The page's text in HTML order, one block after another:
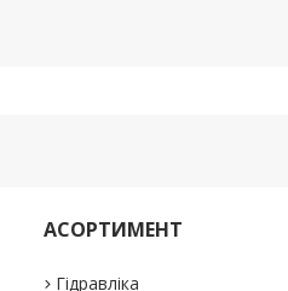
АСОРТИМЕНТ
Гідравліка